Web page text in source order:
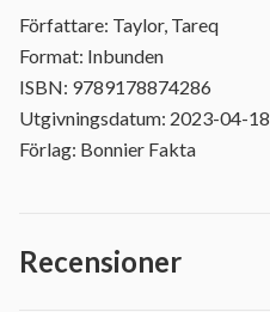
Författare: Taylor, Tareq
Format: Inbunden
ISBN: 9789178874286
Utgivningsdatum: 2023-04-18
Förlag: Bonnier Fakta
Recensioner